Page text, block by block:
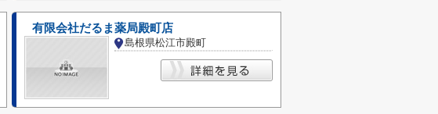
有限会社だるま薬局殿町店
島根県松江市殿町